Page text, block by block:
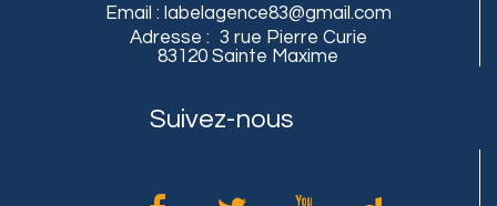
Email : labelagence83@gmail.com
Adresse : 3 rue Pierre Curie
83120 Sainte Maxime
Suivez-nous